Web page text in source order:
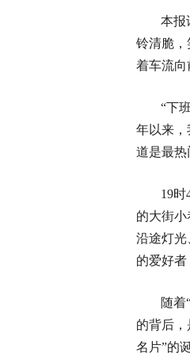
本报
铃清脆，
着车流向
“下
年以来，
道是最热
19
的大街小
沿途灯光
的爱好者
随着
的背后
名片”的